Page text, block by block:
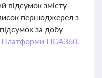
підсумок змісту
першоджерел з
за добу
Платформи LIGA360.